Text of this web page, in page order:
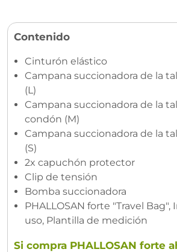
Contenido
Cinturón elástico
Campana succionadora de la
(L)
Campana succionadora de la
condón (M)
Campana succionadora de la
(S)
2x capuchón protector
Clip de tensión
Bomba succionadora
PHALLOSAN forte "Travel
uso, Plantilla de medición
Si compra PHALLOSAN forte